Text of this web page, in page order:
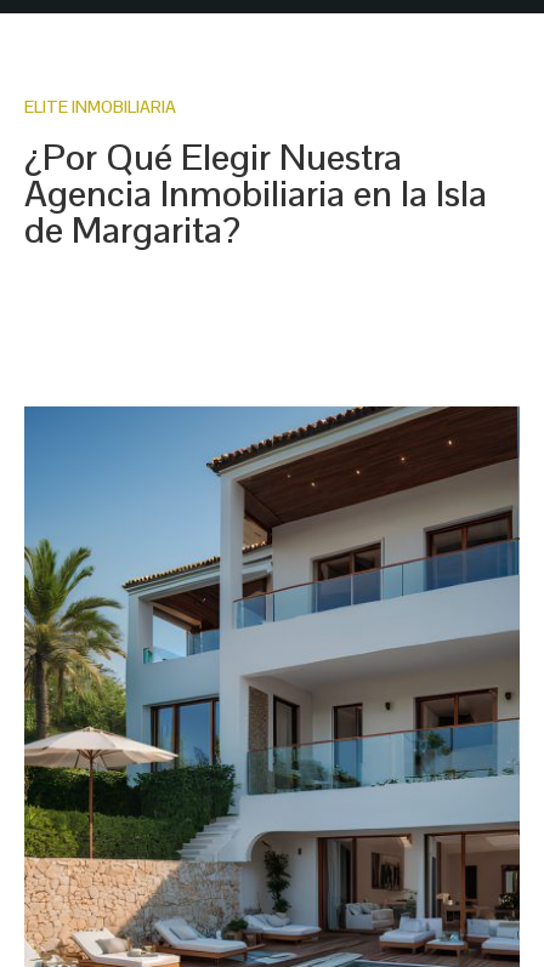
ELITE INMOBILIARIA
¿Por Qué Elegir Nuestra
Agencia Inmobiliaria en la Isla
de Margarita?